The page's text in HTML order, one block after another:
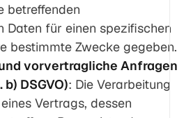
betreffenden
Daten für einen spezifischen
bestimmte Zwecke gegeben.
vorvertragliche Anfragen
b) DSGVO): Die Verarbeitung
Vertrags, dessen